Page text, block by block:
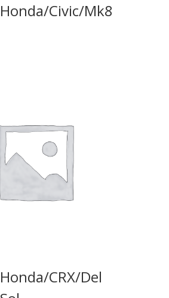
Honda/Civic/Mk8
Honda/CRX/Del